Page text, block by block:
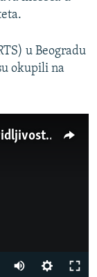
u Beogradu
okupili na
Hiljade ljudi ispred RTS-a za veću vidljivost studenata na Javnom servisu